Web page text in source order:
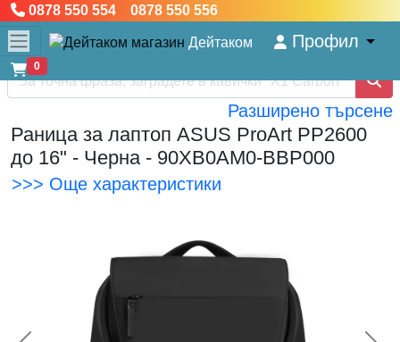
0878 550 554 0878 550 556
Дейтаком Профил
0
Разширено търсене
Раница за лаптоп ASUS ProArt PP2600
до 16" - Черна - 90XB0AM0-BBP000
>>> Още характеристики